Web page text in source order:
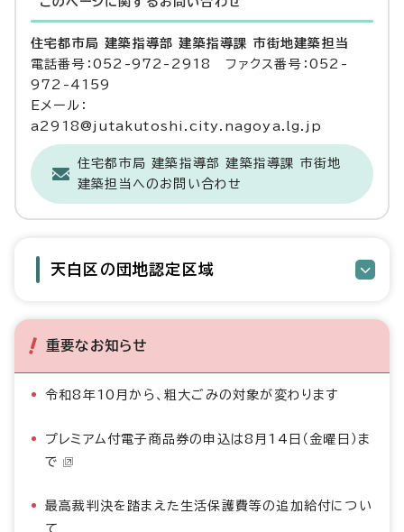
住宅都市局 建築指導部 建築指導課 市街地建築担当
電話番号：052-972-2918 ファクス番号：052-
972-4159
Eメール：
a2918@jutakutoshi.city.nagoya.lg.jp
住宅都市局 建築指導部 建築指導課 市街地
建築担当へのお問い合わせ
天白区の団地認定区域
重要なお知らせ
令和8年10月から、粗大ごみの対象が変わります
プレミアム付電子商品券の申込は8月14日（金曜日）ま
で
最高裁判決を踏まえた生活保護費等の追加給付につい
て